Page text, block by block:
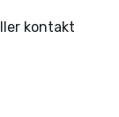
kontakt